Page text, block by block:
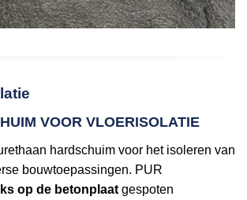
VOOR VLOERISOLATIE
hardschuim voor het isoleren van
bouwtoepassingen. PUR
op de betonplaat gespoten